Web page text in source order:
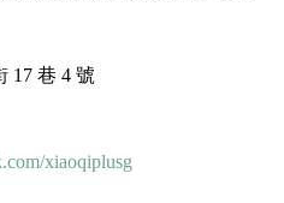
17 巷 4 號
xiaoqiplusg